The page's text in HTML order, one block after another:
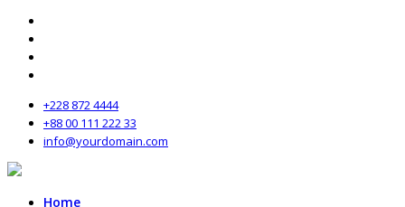
+228 872 4444
+88 00 111 222 33
info@yourdomain.com
Home